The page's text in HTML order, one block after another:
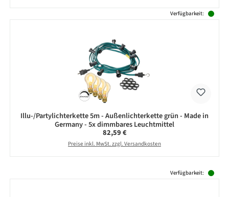
Verfügbarkeit:
Illu-/Partylichterkette 5m - Außenlichterkette grün - Made in
Germany - 5x dimmbares Leuchtmittel
Regulärer Preis:
82,59 €
Preise inkl. MwSt. zzgl. Versandkosten
Verfügbarkeit: